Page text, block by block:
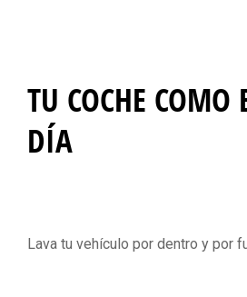
TU COCHE COMO
DÍA
Lava tu vehículo por dentro y por